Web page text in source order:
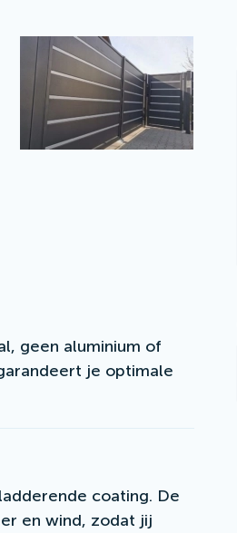
geen aluminium of
je optimale
coating. De
en wind, zodat jij